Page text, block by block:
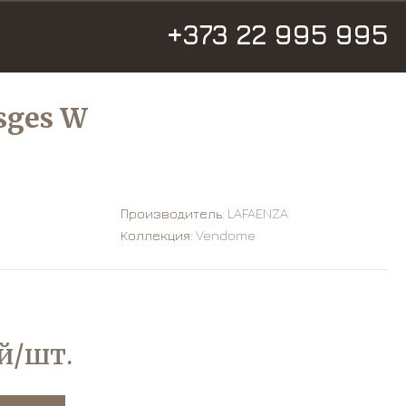
+373 22 995 995
W
шт.
Производитель: LAFAENZA
Коллекция: Vendome